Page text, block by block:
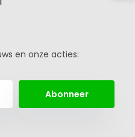
en onze acties:
Abonneer